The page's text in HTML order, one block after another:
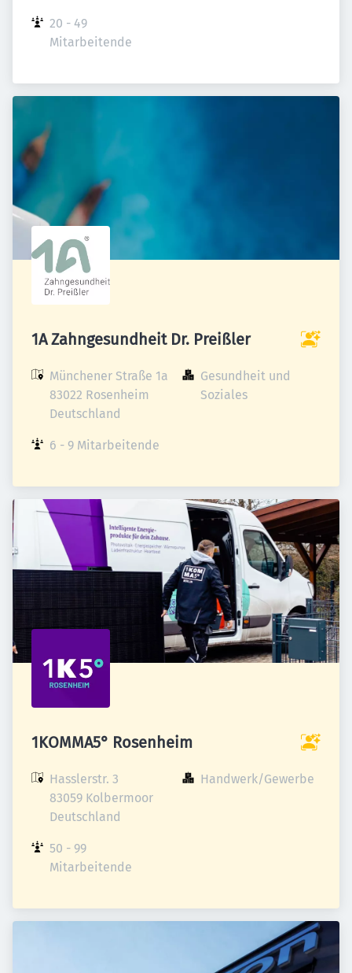
20 - 49
Mitarbeitende
1A Zahngesundheit Dr. Preißler
Münchener Straße 1a
83022 Rosenheim
Deutschland
Gesundheit und
Soziales
6 - 9 Mitarbeitende
1KOMMA5° Rosenheim
Hasslerstr. 3
83059 Kolbermoor
Deutschland
Handwerk/Gewerbe
50 - 99
Mitarbeitende